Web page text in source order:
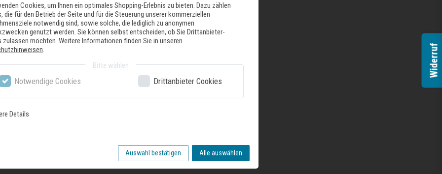
StatusLight
Elektronische Restzeit-Anzeige in Minuten
Startzeitvorwahl: 1-24 Stunden
Akustisches Signal am Programmende
Technische Informationen und Zubehör
mit Vario Scharnier (für Sockelhöhe >= 50mm geeignet)
Glasschutz-Technik
Salzeinfüllhilfe (Trichter)
Gerätemaße (H x B x T): 81.5 cm x 59.8 cm x 55.0 cm
Cookies, um Ihnen ein optimales Shopping-Erlebnis zu bieten. Dazu zählen
die für den Betrieb der Seite und für die Steuerung unserer kommerziellen
notwendig sind, sowie solche, die lediglich zu anonymen
genutzt werden. Sie können selbst entscheiden, ob Sie Drittanbieter-
zulassen möchten. Weitere Informationen finden Sie in unseren
Bitte wählen
Notwendige Cookies Drittanbieter Cookies
Details
Auswahl bestätigen Alle auswählen
Widerruf